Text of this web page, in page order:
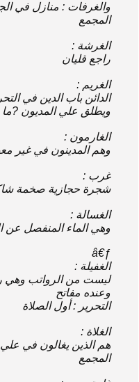
والغرفات‌ : منازل‌ ‌في‌
المجمع‌
الغرشة :
راجع‌ قليان‌
الغريم‌ :
الدائن‌ باب‌ الدين‌ ‌في‌
ويطلق‌ ‌علي‌ المديون‌ ‌?ما‌
الغارمون‌ :
وهم‌ المدينون‌ ‌في‌ ‌غير‌
غرب‌ :
شجرة حجازية صخمة
الغسالة :
و‌هي‌ الماء المنفصل‌ ‌عن‌
â€ƒ
الغفيلة :
ليست‌ ‌من‌ الرواتب‌ و‌هي‌
وعنده‌ مفاتح‌
التحرير : أول‌ ‌الصلاة‌
الغلاة :
هم‌ الذين‌ يغالون‌ ‌في‌ علي‌
المجمع‌